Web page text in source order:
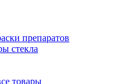
препаратов
стекла
товары